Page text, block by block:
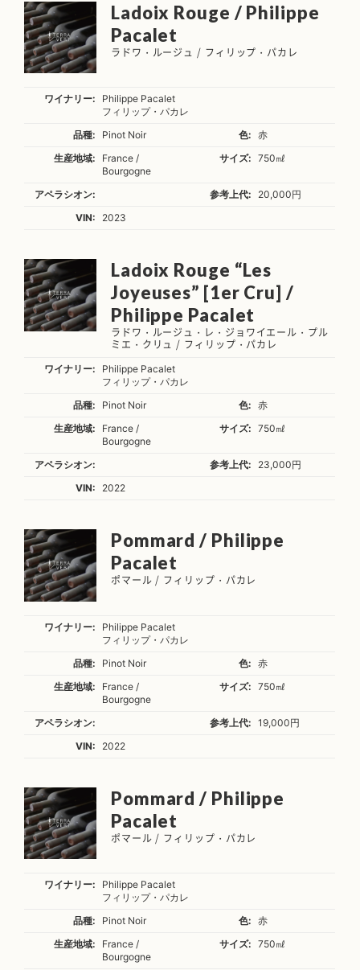
Ladoix Rouge / Philippe
Pacalet
ラドワ・ルージュ / フィリップ・パカレ
ワイナリー:
Philippe Pacalet
フィリップ・パカレ
品種:
Pinot Noir 色:
赤
生産地域:
France /
Bourgogne
サイズ: 750㎖
アペラシオン: 参考上代:
20,000円
VIN:
2023
Ladoix Rouge “Les
Joyeuses” [1er Cru] /
Philippe Pacalet
ラドワ・ルージュ・レ・ジョワイエール・プル
ミエ・クリュ / フィリップ・パカレ
ワイナリー:
Philippe Pacalet
フィリップ・パカレ
品種:
Pinot Noir 色:
赤
生産地域:
France /
Bourgogne
サイズ: 750㎖
アペラシオン: 参考上代:
23,000円
VIN:
2022
Pommard / Philippe
Pacalet
ポマール / フィリップ・パカレ
ワイナリー:
Philippe Pacalet
フィリップ・パカレ
品種:
Pinot Noir 色:
赤
生産地域:
France /
Bourgogne
サイズ: 750㎖
アペラシオン: 参考上代:
19,000円
VIN:
2022
Pommard / Philippe
Pacalet
ポマール / フィリップ・パカレ
ワイナリー:
Philippe Pacalet
フィリップ・パカレ
品種:
Pinot Noir 色:
赤
生産地域:
France /
Bourgogne
サイズ: 750㎖